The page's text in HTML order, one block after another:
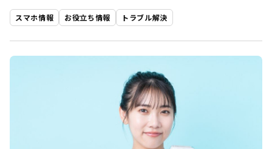
スマホ情報 お役立ち情報 トラブル解決